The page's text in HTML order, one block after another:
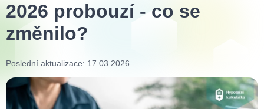
Průvodce hypotékami
2026 probouzí - co se
změnilo?
Poslední aktualizace: 17.03.2026